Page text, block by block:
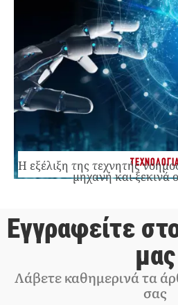
Η εξέλιξη της τεχνητής
μηχανή και ξεκινά
Εγγραφείτε
μας
Λάβετε καθημερινά τα
σας